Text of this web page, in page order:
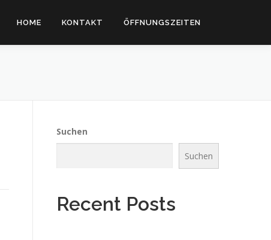
HOME KONTAKT ÖFFNUNGSZEITEN
Suchen
Suchen
Recent Posts